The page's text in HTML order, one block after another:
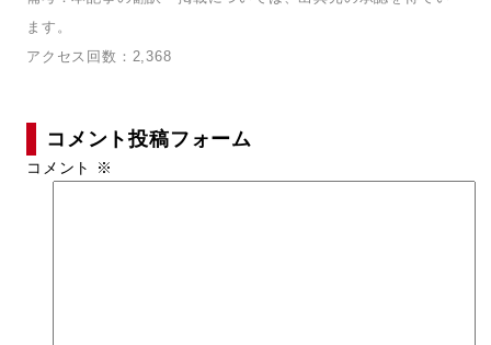
ます。
アクセス回数：2,368
コメント投稿フォーム
コメント ※